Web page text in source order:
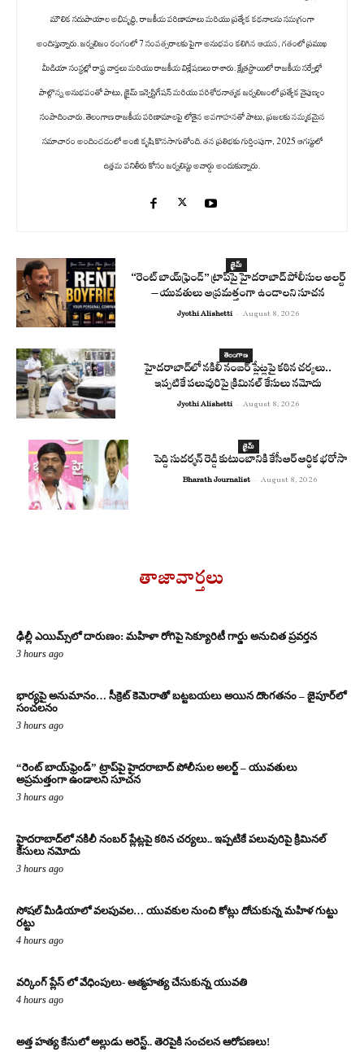
మౌలిక సదుపాయాల అభివృద్ధి, రాజకీయ పరిణామాలు మరియు ప్రత్యేక కథనాలను సమగ్రంగా
అందిస్తున్నారు. జర్నలిజం రంగంలో 7 సంవత్సరాలకు పైగా అనుభవం కలిగిన ఆయన, గతంలో ప్రముఖ
మీడియా సంస్థల్లో రాష్ట్ర వార్తలు మరియు రాజకీయ విశ్లేషణలు రాశారు. క్షేత్రస్థాయిలో రాజకీయ సర్వేల్లో
పాల్గొన్న అనుభవంతో పాటు, క్రైమ్ ఇన్వెస్టిగేషన్ మరియు పరిశోధనాత్మక జర్నలిజంలో ప్రత్యేక నైపుణ్యం
సంపాదించారు. తెలంగాణ రాజకీయ పరిణామాలపై లోతైన అవగాహనతో పాటు, ప్రజలకు నమ్మకమైన
సమాచారం అందించడంలో అంజి కృషి కొనసాగుతోంది. తన ప్రతిభకు గుర్తింపుగా, 2025 ఆగస్టులో
ఉత్తమ పనితీరు కోసం జర్నలిస్టు అవార్డు అందుకున్నారు.
క్రైమ్
“రెంట్ బాయ్‌ఫ్రెండ్” ట్రాప్‌పై హైదరాబాద్ పోలీసుల అలర్ట్
– యువతులు అప్రమత్తంగా ఉండాలని సూచన
Jyothi Alishetti - August 8, 2026
తెలంగాణ
హైదరాబాద్‌లో నకిలీ నంబర్ ప్లేట్లపై కఠిన చర్యలు..
ఇప్పటికే పలువురిపై క్రిమినల్ కేసులు నమోదు
Jyothi Alishetti - August 8, 2026
క్రైమ్
పెద్ది సుదర్శన్ రెడ్డి కుటుంబానికి కేసీఆర్ ఆర్థిక భరోసా
Bharath Journalist - August 8, 2026
తాజావార్తలు
ఢిల్లీ ఎయిమ్స్‌లో దారుణం: మహిళా రోగిపై సెక్యూరిటీ గార్డు అనుచిత ప్రవర్తన
3 hours ago
భార్యపై అనుమానం… సీక్రెట్ కెమెరాతో బట్టబయలు అయిన దొంగతనం – జైపూర్‌లో
సంచలనం
3 hours ago
“రెంట్ బాయ్‌ఫ్రెండ్” ట్రాప్‌పై హైదరాబాద్ పోలీసుల అలర్ట్ – యువతులు
అప్రమత్తంగా ఉండాలని సూచన
3 hours ago
హైదరాబాద్‌లో నకిలీ నంబర్ ప్లేట్లపై కఠిన చర్యలు.. ఇప్పటికే పలువురిపై క్రిమినల్
కేసులు నమోదు
3 hours ago
సోషల్ మీడియాలో వలపువల… యువకుల నుంచి కోట్లు దోచుకున్న మహిళ గుట్టు
రట్టు
4 hours ago
వర్కింగ్ ప్లేస్ లో వేధింపులు- ఆత్మహత్య చేసుకున్న యువతి
4 hours ago
అత్త హత్య కేసులో అల్లుడు అరెస్ట్.. తెరపైకి సంచలన ఆరోపణలు!